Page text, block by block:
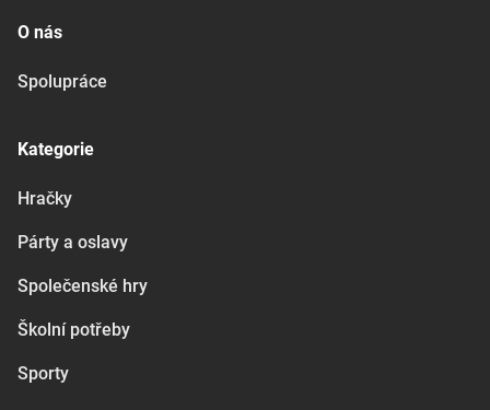
O nás
Spolupráce
Kategorie
Hračky
Párty a oslavy
Společenské hry
Školní potřeby
Sporty